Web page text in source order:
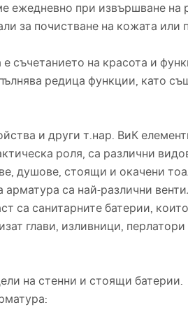
ежедневно при извършване на
за почистване на кожата или
съчетанието на красота и
редица функции, като
и други т.нар. ВиК
роля, са различни
душове, стоящи и окачени
са най-различни
са санитарните батерии,
глави, изливници, перлатори
на стенни и стоящи батерии.